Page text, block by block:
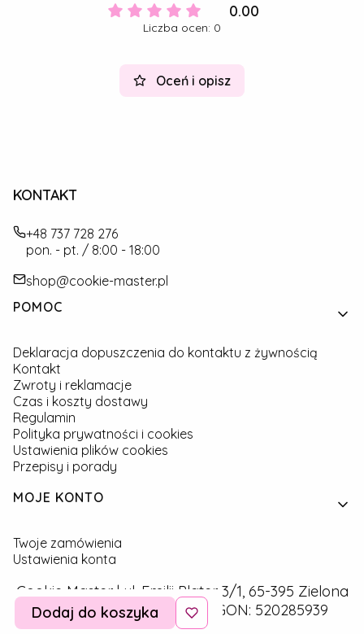
0.00
Liczba ocen: 0
Oceń i opisz
KONTAKT
+48 737 728 276
pon. - pt. / 8:00 - 18:00
shop@cookie-master.pl
Linki w stopce
POMOC
Deklaracja dopuszczenia do kontaktu z żywnością
Kontakt
Zwroty i reklamacje
Czas i koszty dostawy
Regulamin
Polityka prywatności i cookies
Ustawienia plików cookies
Przepisy i porady
MOJE KONTO
Twoje zamówienia
Ustawienia konta
Cookie Master | ul. Emilii Plater 3/1, 65-395 Zielona
Góra | NIP: 9291757160 | REGON: 520285939
Dodaj do koszyka